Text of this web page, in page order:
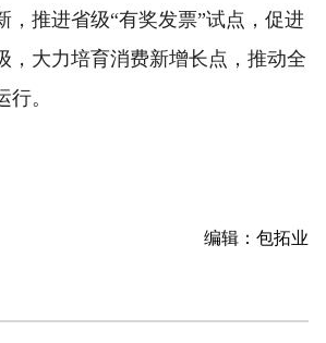
，推进省级“有奖发票”试点，促进
，大力培育消费新增长点，推动全
。
编辑：包拓业